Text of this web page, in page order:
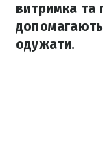
витримка та
одужати.